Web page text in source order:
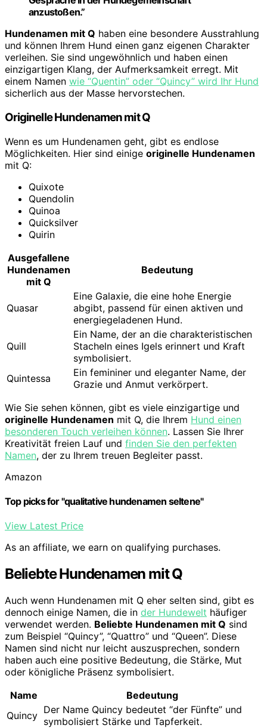
anzustoßen.”
Hundenamen mit Q haben eine besondere Ausstrahlung
und können Ihrem Hund einen ganz eigenen Charakter
verleihen. Sie sind ungewöhnlich und haben einen
einzigartigen Klang, der Aufmerksamkeit erregt. Mit
einem Namen wie “Quentin” oder “Quincy” wird Ihr Hund
sicherlich aus der Masse hervorstechen.
Originelle Hundenamen mit Q
Wenn es um Hundenamen geht, gibt es endlose
Möglichkeiten. Hier sind einige originelle Hundenamen
mit Q:
Quixote
Quendolin
Quinoa
Quicksilver
Quirin
Ausgefallene
Hundenamen
mit Q
Bedeutung
Quasar
Eine Galaxie, die eine hohe Energie
abgibt, passend für einen aktiven und
energiegeladenen Hund.
Quill
Ein Name, der an die charakteristischen
Stacheln eines Igels erinnert und Kraft
symbolisiert.
Quintessa
Ein femininer und eleganter Name, der
Grazie und Anmut verkörpert.
Wie Sie sehen können, gibt es viele einzigartige und
originelle Hundenamen mit Q, die Ihrem Hund einen
besonderen Touch verleihen können. Lassen Sie Ihrer
Kreativität freien Lauf und finden Sie den perfekten
Namen, der zu Ihrem treuen Begleiter passt.
Amazon
Top picks for "qualitative hundenamen seltene"
View Latest Price
As an affiliate, we earn on qualifying purchases.
Beliebte Hundenamen mit Q
Auch wenn Hundenamen mit Q eher selten sind, gibt es
dennoch einige Namen, die in der Hundewelt häufiger
verwendet werden. Beliebte Hundenamen mit Q sind
zum Beispiel “Quincy”, “Quattro” und “Queen”. Diese
Namen sind nicht nur leicht auszusprechen, sondern
haben auch eine positive Bedeutung, die Stärke, Mut
oder königliche Präsenz symbolisiert.
Name
Bedeutung
Quincy Der Name Quincy bedeutet “der Fünfte” und
symbolisiert Stärke und Tapferkeit.